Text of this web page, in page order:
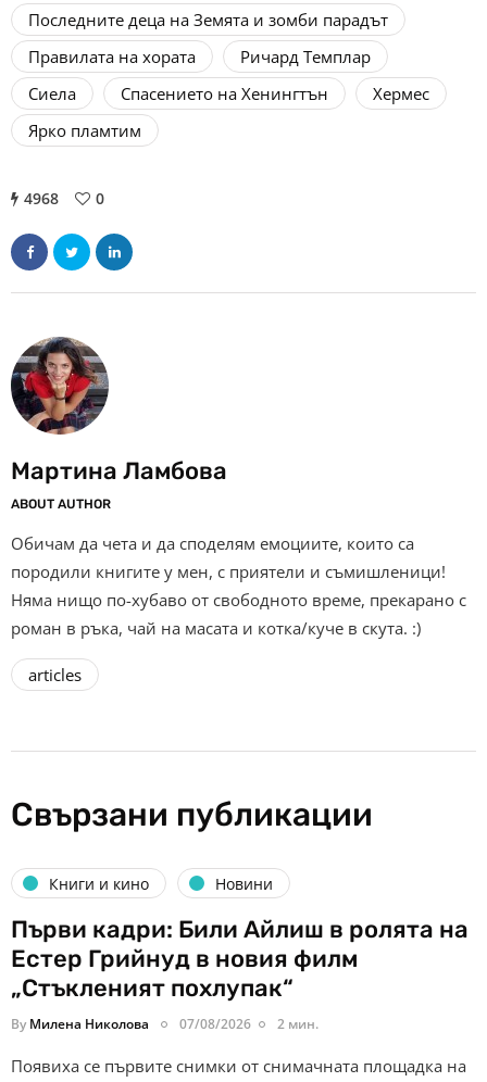
Последните деца на Земята и зомби парадът
Правилата на хората
Ричард Темплар
Сиела
Спасението на Хенингтън
Хермес
Ярко пламтим
4968 0
Мартина Ламбова
ABOUT AUTHOR
Обичам да чета и да споделям емоциите, които са
породили книгите у мен, с приятели и съмишленици!
Няма нищо по-хубаво от свободното време, прекарано с
роман в ръка, чай на масата и котка/куче в скута. :)
articles
Свързани публикации
Книги и кино Новини
Първи кадри: Били Айлиш в ролята на
Естер Грийнуд в новия филм
„Стъкленият похлупак“
By Милена Николова 07/08/2026 2 мин.
Появиха се първите снимки от снимачната площадка на